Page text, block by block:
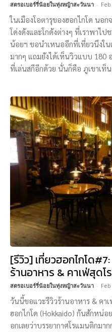
สตรอเบอร์รี่น้อยในทุ่งหญ้าสะวันนา -
ในเมืองโอตารุของฮอกไกโด นอ
โด่งดังและโกดังต่างๆ ที่เราพาไ
น้อยฯ ขอนำเหนออีกที่เที่ยวนึงใ
มากๆ แถมยังได้เห็นวิวแบบ 180
ที่เล่นสกีอีกด้วย นั่นก็คือ ภูเขาเท็
[รีวิว] เที่ยวฮอกไกโด
ร้านอาหาร & คาเฟ่สุดโ
สตรอเบอร์รี่น้อยในทุ่งหญ้าสะวันนา -
วันนี้ขอแวะรีวิวร้านอาหาร & คา
ฮอกไกโด (Hokkaido) กันสักหน่
อกเลยว่าบรรยากาศโรแมนติกมา